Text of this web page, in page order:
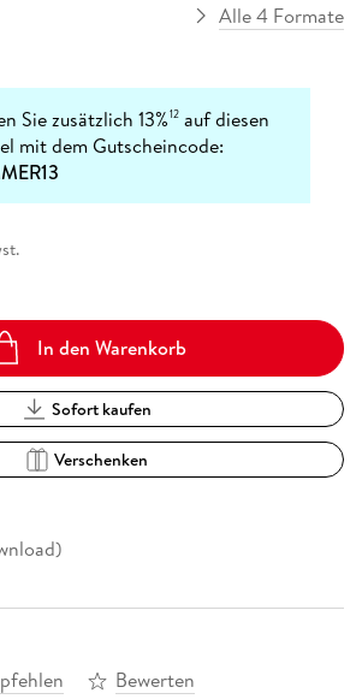
Alle 4 Formate
Sie zusätzlich 13%12 auf diesen
mit dem Gutscheincode:
In den Warenkorb
Sofort kaufen
Verschenken
Bewerten